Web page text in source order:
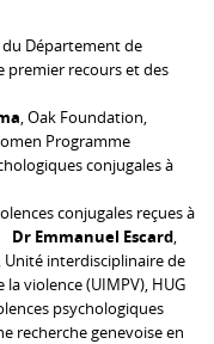
du Département de
premier recours et des
, Oak Foundation,
Programme
conjugales à
conjugales reçues à
Dr Emmanuel Escard,
interdisciplinaire de
violence (UIMPV), HUG
psychologiques
recherche genevoise en